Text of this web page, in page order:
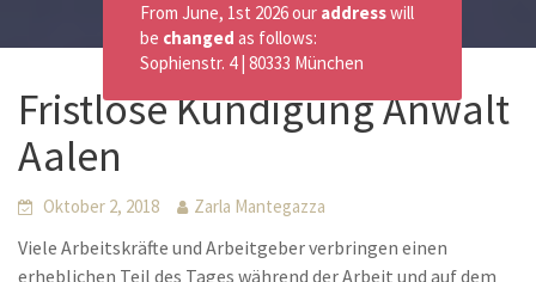
Fristlose Kündigung Anwalt
Aalen
Oktober 2, 2018 Zarla Mantegazza
Viele Arbeitskräfte und Arbeitgeber verbringen einen
erheblichen Teil des Tages während der Arbeit und auf dem
From June, 1st 2026 our addresswill
be changed as follows:
Sophienstr. 4 | 80333 München